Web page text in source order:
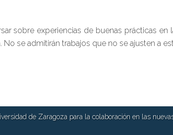
sobre experiencias de buenas prácticas
se admitirán trabajos que no se ajusten a
de Zaragoza para la colaboración en las